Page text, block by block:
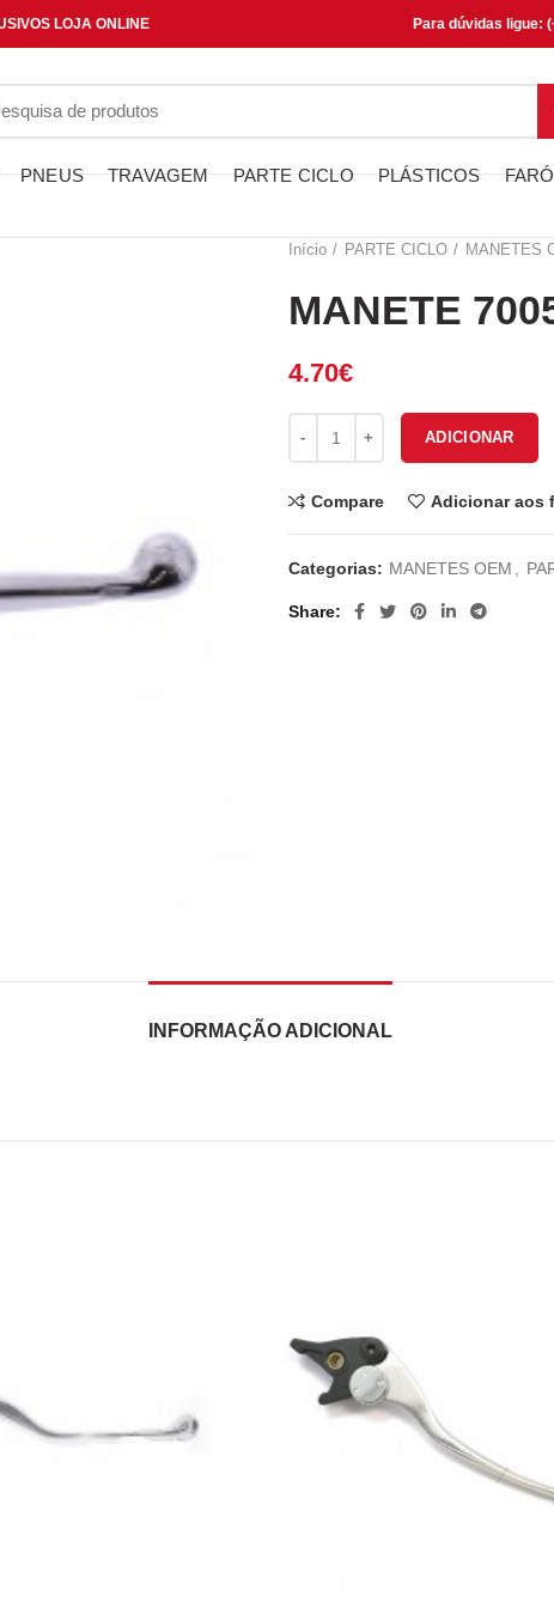
LOJA ONLINE Para dúvidas ligue:
PNEUS TRAVAGEM PARTE CICLO PLÁSTICOS
Início PARTE CICLO MANETES
MANETE
4.70€
ADICIONAR
Compare Adicionar aos
Categorias: MANETES OEM
Share
INFORMAÇÃO ADICIONAL